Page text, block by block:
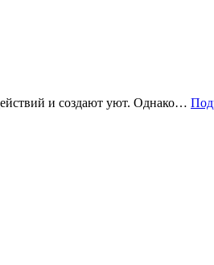
и создают уют. Однако…